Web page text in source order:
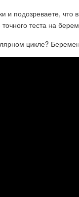
и подозреваете,
теста на
цикле?